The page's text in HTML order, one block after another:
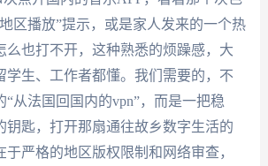
区播放”提示，或是家人发来的一个热
么也打不开，这种熟悉的烦躁感，大
学生、工作者都懂。我们需要的，不
“从法国回国内的vpn”，而是一把稳
钥匙，打开那扇通往故乡数字生活的
于严格的地区版权限制和网络审查，